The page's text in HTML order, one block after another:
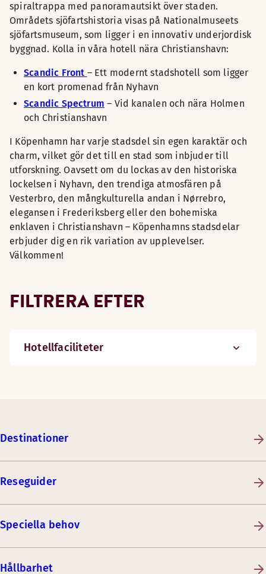
spiraltrappa med panoramautsikt över staden.
Områdets sjöfartshistoria visas på Nationalmuseets
sjöfartsmuseum, som ligger i en innovativ underjordisk
byggnad. Kolla in våra hotell nära Christianshavn:
Scandic Front – Ett modernt stadshotell som ligger
en kort promenad från Nyhavn
Scandic Spectrum – Vid kanalen och nära Holmen
och Christianshavn
I Köpenhamn har varje stadsdel sin egen karaktär och
charm, vilket gör det till en stad som inbjuder till
utforskning. Oavsett om du lockas av den historiska
lockelsen i Nyhavn, den trendiga atmosfären på
Vesterbro, den mångkulturella andan i Nørrebro,
elegansen i Frederiksberg eller den bohemiska
enklaven i Christianshavn – Köpenhamns stadsdelar
erbjuder dig en rik variation av upplevelser.
Välkommen!
FILTRERA EFTER
Hotellfaciliteter
Destinationer
Reseguider
Speciella behov
Hållbarhet